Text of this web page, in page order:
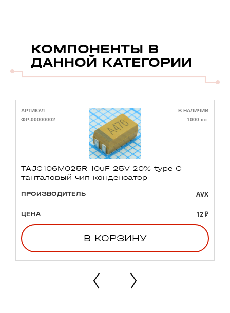
КОМПОНЕНТЫ В
ДАННОЙ КАТЕГОРИИ
АРТИКУЛ
ФР-00000002
В НАЛИЧИИ
1000 шт.
TAJC106M025R 10uF 25V 20% type C
танталовый чип конденсатор
ПРОИЗВОДИТЕЛЬ AVX
ЦЕНА 12 ₽
В КОРЗИНУ